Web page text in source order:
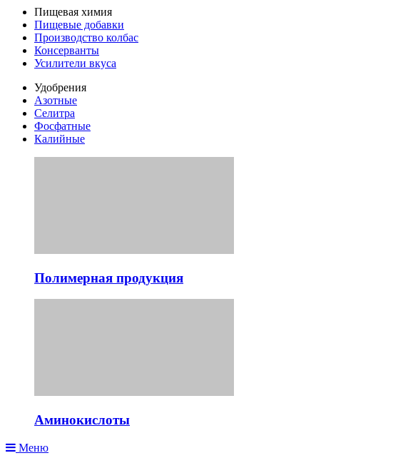
Пищевая химия
Пищевые добавки
Производство колбас
Консерванты
Усилители вкуса
Удобрения
Азотные
Селитра
Фосфатные
Калийные
Полимерная продукция
Аминокислоты
Меню